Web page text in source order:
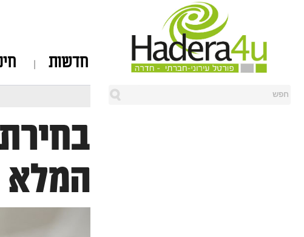
חדשות
המלא